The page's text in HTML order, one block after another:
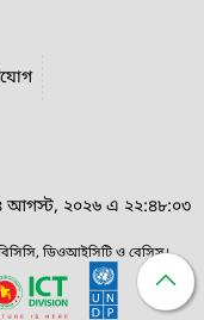
৪ আগস্ট, ২০২৬ এ ২২:৪৮:০৩
ডিওআইসিটি ও বেসিস।